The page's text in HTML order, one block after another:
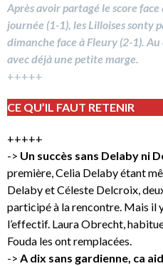
Après avoir partagé le score
journée (1-1), les Lilloises sonty
dimanche face à Fleury (2-1).
avec déjà une petite marge.
+++++
CE QU’IL FAUT RETENIR
+++++
-> Un succès sans Delaby ni
première, Celia Delaby étant
Delaby et Céleste Delcroix,
participé à la rencontre. Mais il
l’effectif. Laura Obrecht,
Fouda les ont remplacées.
-> A dix sans gardienne, ca